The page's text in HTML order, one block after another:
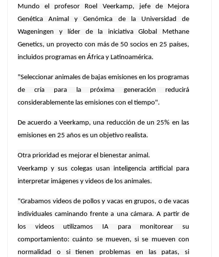
Mundo el profesor Roel Veerkamp, jefe de Mejora
Genética Animal y Genómica de la Universidad de
Wageningen y líder de la iniciativa Global Methane
Genetics, un proyecto con más de 50 socios en 25 países,
incluidos programas en África y Latinoamérica.
"Seleccionar animales de bajas emisiones en los programas
de cría para la próxima generación reducirá
considerablemente las emisiones con el tiempo".
De acuerdo a Veerkamp, una reducción de un 25% en las
emisiones en 25 años es un objetivo realista.
Otra prioridad es mejorar el bienestar animal.
Veerkamp y sus colegas usan inteligencia artificial para
interpretar imágenes y videos de los animales.
"Grabamos videos de pollos y vacas en grupos, o de vacas
individuales caminando frente a una cámara. A partir de
los videos utilizamos IA para monitorear su
comportamiento: cuánto se mueven, si se mueven con
normalidad o si tienen problemas en las patas, si